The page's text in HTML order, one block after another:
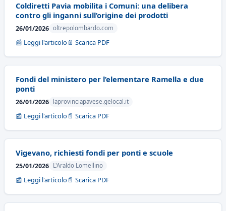
Coldiretti Pavia mobilita i Comuni: una delibera
contro gli inganni sull’origine dei prodotti
26/01/2026 oltrepolombardo.com
📰 Leggi l'articolo 📄 Scarica PDF
Fondi del ministero per l’elementare Ramella e due
ponti
26/01/2026 laprovinciapavese.gelocal.it
📰 Leggi l'articolo 📄 Scarica PDF
Vigevano, richiesti fondi per ponti e scuole
25/01/2026 L'Araldo Lomellino
📰 Leggi l'articolo 📄 Scarica PDF